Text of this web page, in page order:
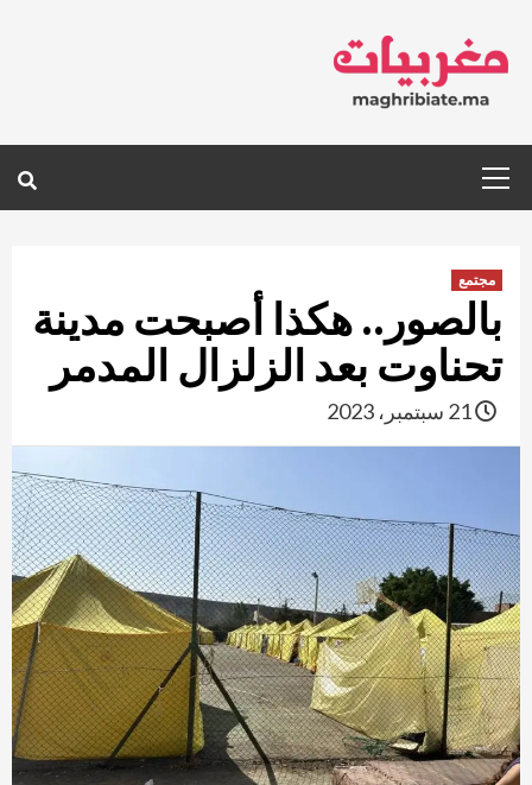
content
Menu
مجتمع
بالصور.. هكذا أصبحت مدينة
تحناوت بعد الزلزال المدمر